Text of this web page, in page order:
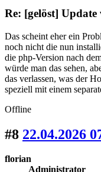
Re: [gelöst]
Das scheint eher ein
noch nicht die nun
die php-Version nach
würde man das sehen,
das verlassen, was der
speziell mit einem
Offline
#8 22.04.2026
florian
Administrator